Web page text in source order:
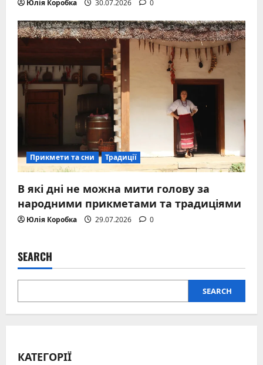
Юлія Коробка 30.07.2026 0
Прикмети та сни Традиції
В які дні не можна мити голову за
народними прикметами та традиціями
Юлія Коробка 29.07.2026 0
SEARCH
SEARCH
КАТЕГОРІЇ